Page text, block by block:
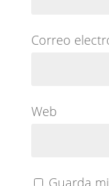
Correo
Web
Guarda